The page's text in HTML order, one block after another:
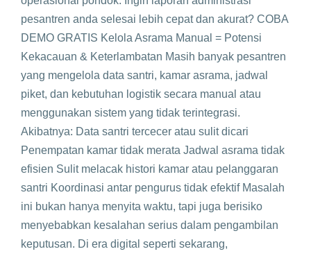
pesantren anda selesai lebih cepat dan akurat? COBA
DEMO GRATIS Kelola Asrama Manual = Potensi
Kekacauan & Keterlambatan Masih banyak pesantren
yang mengelola data santri, kamar asrama, jadwal
piket, dan kebutuhan logistik secara manual atau
menggunakan sistem yang tidak terintegrasi.
Akibatnya: Data santri tercecer atau sulit dicari
Penempatan kamar tidak merata Jadwal asrama tidak
efisien Sulit melacak histori kamar atau pelanggaran
santri Koordinasi antar pengurus tidak efektif Masalah
ini bukan hanya menyita waktu, tapi juga berisiko
menyebabkan kesalahan serius dalam pengambilan
keputusan. Di era digital seperti sekarang,